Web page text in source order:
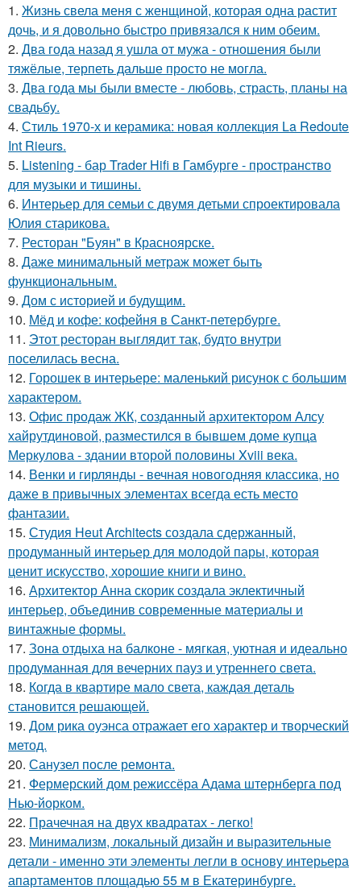
1. Жизнь свела меня с женщиной, которая одна растит
дочь, и я довольно быстро привязался к ним обеим.
2. Два года назад я ушла от мужа - отношения были
тяжёлые, терпеть дальше просто не могла.
3. Два года мы были вместе - любовь, страсть, планы на
свадьбу.
4. Стиль 1970-х и керамика: новая коллекция La Redoute
Int Rieurs.
5. Listening - бар Trader Hifi в Гамбурге - пространство
для музыки и тишины.
6. Интерьер для семьи с двумя детьми спроектировала
Юлия старикова.
7. Ресторан "Буян" в Красноярске.
8. Даже минимальный метраж может быть
функциональным.
9. Дом с историей и будущим.
10. Мёд и кофе: кофейня в Санкт-петербурге.
11. Этот ресторан выглядит так, будто внутри
поселилась весна.
12. Горошек в интерьере: маленький рисунок с большим
характером.
13. Офис продаж ЖК, созданный архитектором Алсу
хайрутдиновой, разместился в бывшем доме купца
Меркулова - здании второй половины Xviii века.
14. Венки и гирлянды - вечная новогодняя классика, но
даже в привычных элементах всегда есть место
фантазии.
15. Студия Heut Architects создала сдержанный,
продуманный интерьер для молодой пары, которая
ценит искусство, хорошие книги и вино.
16. Архитектор Анна скорик создала эклектичный
интерьер, объединив современные материалы и
винтажные формы.
17. Зона отдыха на балконе - мягкая, уютная и идеально
продуманная для вечерних пауз и утреннего света.
18. Когда в квартире мало света, каждая деталь
становится решающей.
19. Дом рика оуэнса отражает его характер и творческий
метод.
20. Санузел после ремонта.
21. Фермерский дом режиссёра Адама штернберга под
Нью-йорком.
22. Прачечная на двух квадратах - легко!
23. Минимализм, локальный дизайн и выразительные
детали - именно эти элементы легли в основу интерьера
апартаментов площадью 55 м в Екатеринбурге.